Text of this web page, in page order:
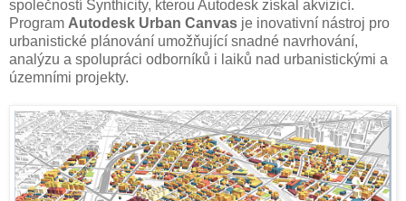
společností Synthicity, kterou Autodesk získal akvizicí.
Program Autodesk Urban Canvas je inovativní nástroj pro
urbanistické plánování umožňující snadné navrhování,
analýzu a spolupráci odborníků i laiků nad urbanistickými a
územními projekty.